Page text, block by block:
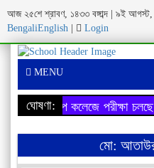
আজ ২৫শে শ্রাবণ, ১৪৩৩ বঙ্গাব্দ | ৯ই আগস্ট,
BengaliEnglish Login
MENU
ঘোষণা:
২য় ধাপে কলেজে পরীক্ষা চলছে
মো: আতাউর